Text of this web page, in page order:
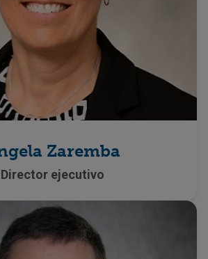
Zaremba
Director ejecutivo